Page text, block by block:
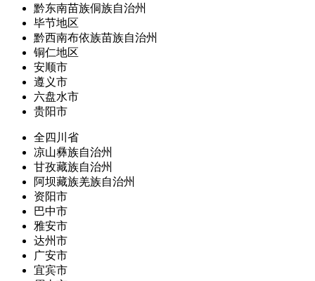
黔东南苗族侗族自治州
毕节地区
黔西南布依族苗族自治州
铜仁地区
安顺市
遵义市
六盘水市
贵阳市
全四川省
凉山彝族自治州
甘孜藏族自治州
阿坝藏族羌族自治州
资阳市
巴中市
雅安市
达州市
广安市
宜宾市